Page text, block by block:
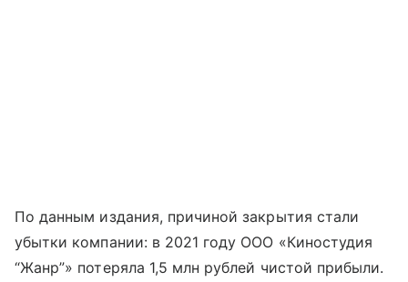
По данным издания, причиной закрытия стали
убытки компании: в 2021 году ООО «Киностудия
“Жанр”» потеряла 1,5 млн рублей чистой прибыли.